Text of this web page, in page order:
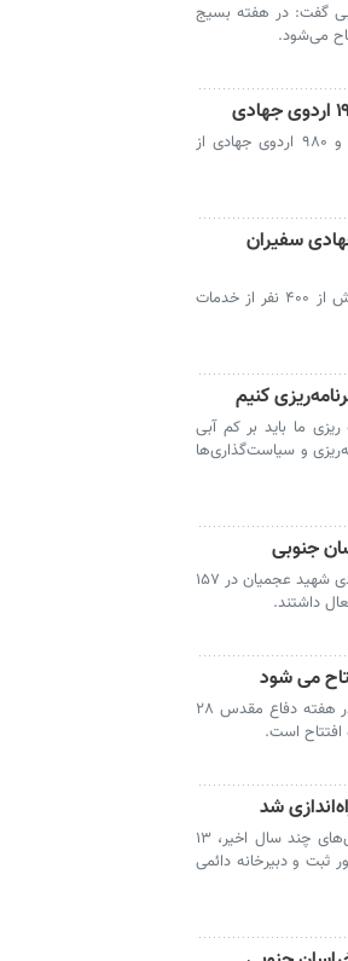
گفت: در هفته بسیج
بیرجند- مسئول بسیج سازندگی خراسان جنوبی از اجرای هزار و ۹۸۰ اردوی جهادی از
جهادی سفیران
بیرجند- مسئول بسیج سازندگی خراسان جنوبی از بهره‌مندی بیش از ۴۰۰ نفر از خدمات
کنیم
ما باید بر کم آبی
و سیاست‌گذاری‌ها
بیرجند- رئیس بسیج سازندگی خراسان جنوبی از اجرای طرح جهادی شهید عجمیان در ۱۵۷
بیرجند- مسئول سازمان بسیج سازندگی خراسان جنوبی گفت: در هفته دفاع مقدس ۲۸
شد
بیرجند- مسئول بسیج سازندگی خراسان جنوبی گفت: با پیگیری‌های چند سال اخیر، ۱۳
و دبیرخانه دائمی